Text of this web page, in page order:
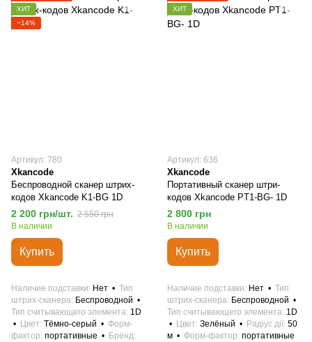
ХИТ
−14%
Артикул: 780
Xkancode
Беспроводной сканер штрих-
кодов Xkancode K1-BG 1D
2 200 грн/шт. 2 550 грн
В наличии
Купить
Наличие подставки Нет
Тип
штрих-сканера Беспроводной
Тип считывающего элемента 1D
Цвет Тёмно-серый
Форм-
фактор портативные
Бренд
ХИТ
Артикул: 636
Xkancode
Портативный сканер штри-
кодов Xkancode PT1-BG- 1D
2 800 грн
В наличии
Купить
Наличие подставки Нет
Тип
штрих-сканера Беспроводной
Тип считывающего элемента 1D
Цвет Зелёный Радіус дії 50
м
Форм-фактор портативные